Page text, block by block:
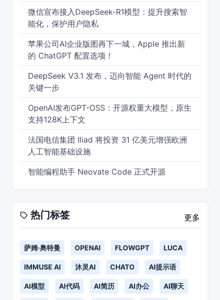
微信宣布接入DeepSeek-R1模型：提升搜索智
能化，保护用户隐私
苹果公司AI企业版图再下一城，Apple 推出新
的 ChatGPT 配置选项！
DeepSeek V3.1 发布，迈向智能 Agent 时代的
关键一步
OpenAI发布GPT-OSS：开源权重大模型，原生
支持128K上下文
法国电信集团 Iliad 将投资 31 亿美元增强欧洲
人工智能基础设施
智能编程助手 Neovate Code 正式开源
更多
热门标签
萨姆·奥特曼 OPENAI FLOWGPT LUCA
IMMUSE AI 沐灵AI CHATO AI提示语
AI模型 AI代码 AI简历 AI办公 AI聊天